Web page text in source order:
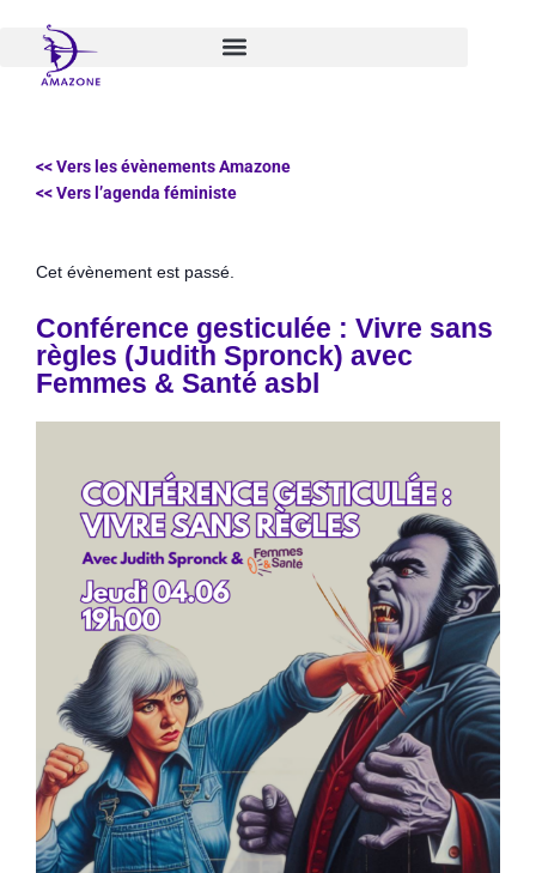
contenu
<< Vers les évènements Amazone
<< Vers l’agenda féministe
Cet évènement est passé.
Conférence gesticulée : Vivre sans
règles (Judith Spronck) avec
Femmes & Santé asbl